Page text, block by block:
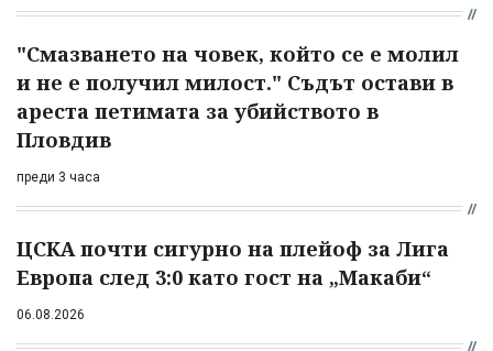
"Смазването на човек, който се е молил
и не е получил милост." Съдът остави в
ареста петимата за убийството в
Пловдив
преди 3 часа
ЦСКА почти сигурно на плейоф за Лига
Европа след 3:0 като гост на „Макаби“
06.08.2026